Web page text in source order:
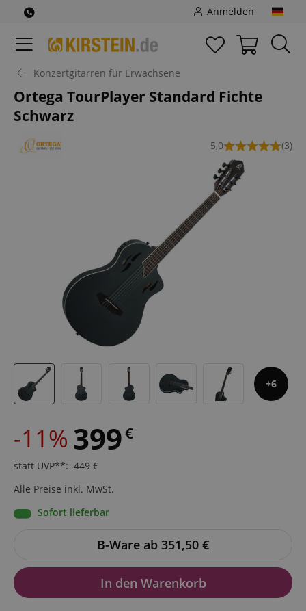
Anmelden
Konzertgitarren für Erwachsene
Ortega TourPlayer Standard Fichte
Schwarz
5,0 (3)
6
-11% 399€
statt UVP**: 449 €
Alle Preise inkl. MwSt.
Sofort lieferbar
B-Ware ab 351,50 €
In den Warenkorb